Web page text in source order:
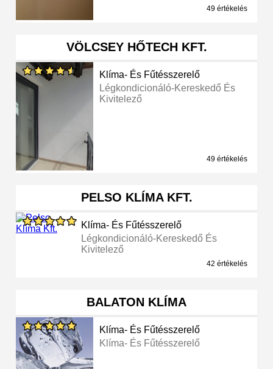
49 értékelés
VÖLCSEY HŐTECH KFT.
Klíma- És Fűtésszerelő
Légkondicionáló-Kereskedő És
Kivitelező
49 értékelés
PELSO KLÍMA KFT.
Klíma- És Fűtésszerelő
Légkondicionáló-Kereskedő És
Kivitelező
42 értékelés
BALATON KLÍMA
Klíma- És Fűtésszerelő
Klíma- És Fűtésszerelő